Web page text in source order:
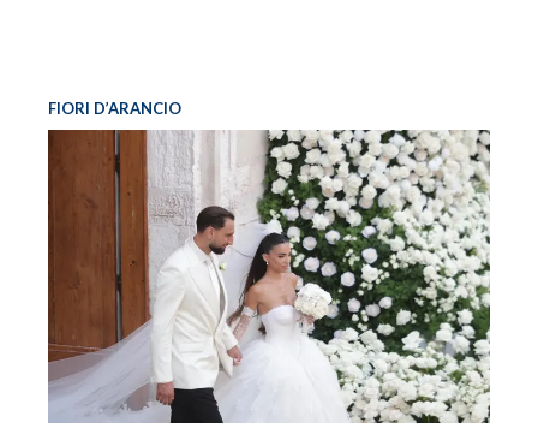
FIORI D’ARANCIO